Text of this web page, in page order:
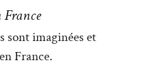
sont imaginées et
France.